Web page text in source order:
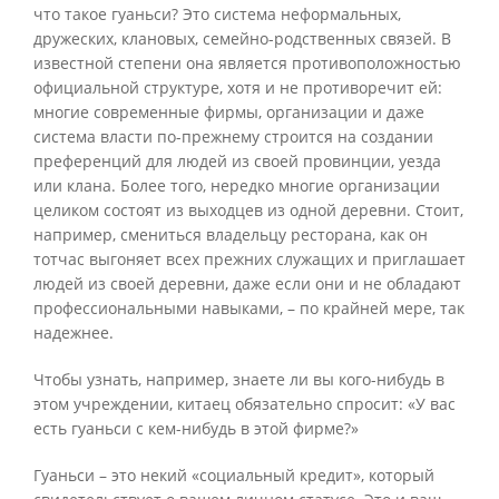
что такое гуаньси? Это система неформальных,
дружеских, клановых, семейно-родственных связей. В
известной степени она является противоположностью
официальной структуре, хотя и не противоречит ей:
многие современные фирмы, организации и даже
система власти по-прежнему строится на создании
преференций для людей из своей провинции, уезда
или клана. Более того, нередко многие организации
целиком состоят из выходцев из одной деревни. Стоит,
например, смениться владельцу ресторана, как он
тотчас выгоняет всех прежних служащих и приглашает
людей из своей деревни, даже если они и не обладают
профессиональными навыками, – по крайней мере, так
надежнее.
Чтобы узнать, например, знаете ли вы кого-нибудь в
этом учреждении, китаец обязательно спросит: «У вас
есть гуаньси с кем-нибудь в этой фирме?»
Гуаньси – это некий «социальный кредит», который